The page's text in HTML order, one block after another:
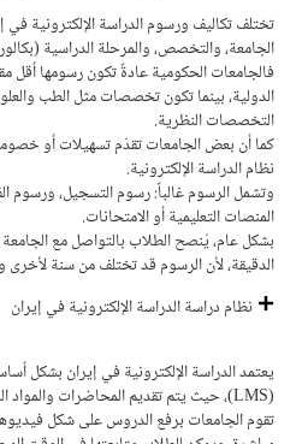
تختلف تكاليف ورسوم الدراسة الإلكترونية
الجامعة، والتخصص، والمرحلة الدراسية
فالجامعات الحكومية عادةً تكون رسومها أقل
الدولية، بينما تكون تخصصات مثل الطب
التخصصات النظرية.
كما أن بعض الجامعات تقدّم تسهيلات أو
نظام الدراسة الإلكترونية.
وتشمل الرسوم غالباً: رسوم التسجيل، ورسوم
المنصات التعليمية أو الامتحانات.
بشكل عام، يُنصح الطلاب بالتواصل مع الجامعة
الدقيقة، لأن الرسوم قد تختلف من سنة لأخرى
نظام دراسة الدراسة الإلكترونية في إيران
يعتمد الدراسة الإلكترونية في إيران بشكل
(LMS)، حيث يتم تقديم المحاضرات والمواد الدراسية أونلاين.
تقوم الجامعات برفع الدروس على شكل